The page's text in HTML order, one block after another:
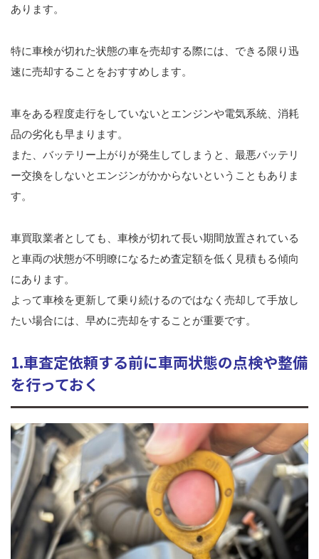
あります。
特に車検が切れた状態の車を売却する際には、できる限り迅
速に売却することをおすすめします。
車をある程度走行をしていないとエンジンや電気系統、消耗
品の劣化も早まります。
また、バッテリー上がりが発生してしまうと、最悪バッテリ
ー交換をしないとエンジンがかからないということもありま
す。
車買取業者としても、車検が切れて長い期間放置されている
と車両の状態が不明瞭になるため査定額を低く見積もる傾向
にあります。
よって車検を更新して乗り続けるのではなく売却して手放し
たい場合には、早めに売却をすることが重要です。
1.車査定依頼する前に車両状態の点検や整備
を行っておく